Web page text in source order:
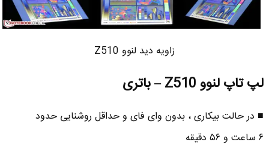
زاویه دید لنوو Z510
لپ تاپ لنوو Z510 – باتری
■ در حالت بیکاری ، بدون وای فای و حداقل روشنایی حدود
۶ ساعت و ۵۶ دقیقه